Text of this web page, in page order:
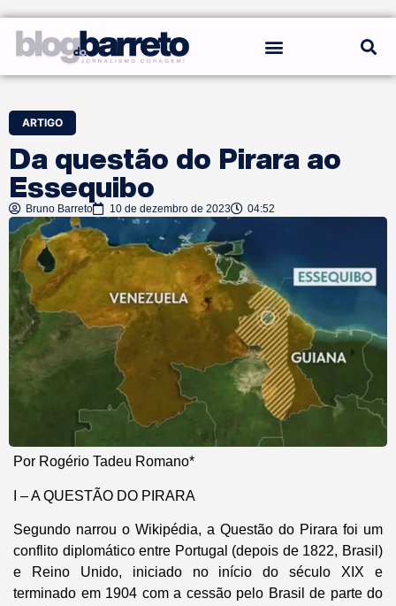
ARTIGO
Da questão do Pirara ao
Essequibo
Bruno Barreto 10 de dezembro de 2023 04:52
Por Rogério Tadeu Romano*
I – A QUESTÃO DO PIRARA
Segundo narrou o Wikipédia, a Questão do Pirara foi um
conflito diplomático entre Portugal (depois de 1822, Brasil)
e Reino Unido, iniciado no início do século XIX e
terminado em 1904 com a cessão pelo Brasil de parte do